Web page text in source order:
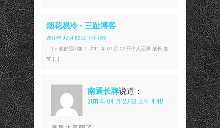
烟花易冷 - 三趾博客
2011 年 02 月 02 日 下午 7:36
[…] « 成都雪印象！ 2011 年 02 月 02 日个人记事 成长 春
节 […]
南通长牌说道：
2011 年 04 月 23 日 上午 4:40